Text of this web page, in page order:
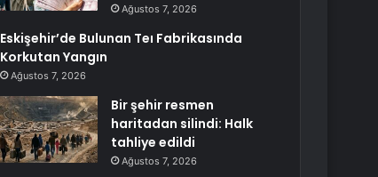
Ağustos 7, 2026
Eskişehir’de Bulunan Teı Fabrikasında
Korkutan Yangın
Ağustos 7, 2026
Bir şehir resmen
haritadan silindi: Halk
tahliye edildi
Ağustos 7, 2026